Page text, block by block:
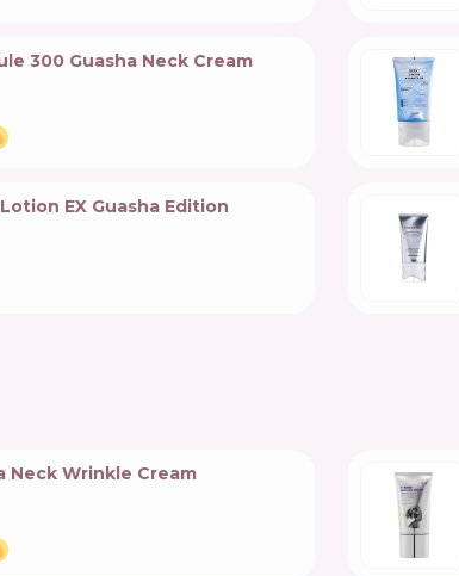
300 Guasha Neck Cream
EX Guasha Edition
Neck Wrinkle Cream